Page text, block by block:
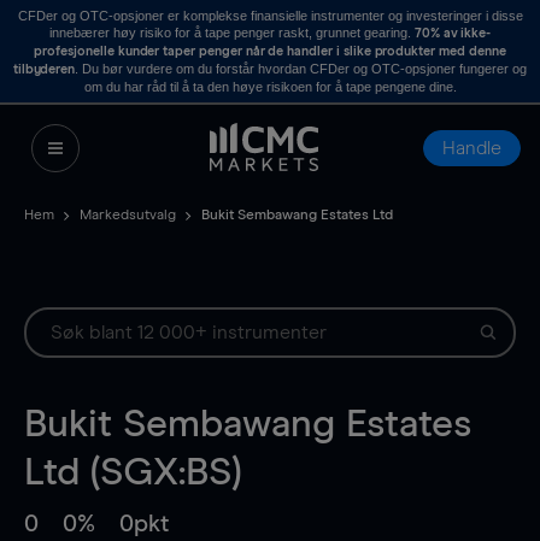
CFDer og OTC-opsjoner er komplekse finansielle instrumenter og investeringer i disse
innebærer høy risiko for å tape penger raskt, grunnet gearing. 70% av ikke-
profesjonelle kunder taper penger når de handler i slike produkter med denne
tilbyderen . Du bør vurdere om du forstår hvordan CFDer og OTC-opsjoner fungerer og
om du har råd til å ta den høye risikoen for å tape pengene dine.
Handle
Hem Markedsutvalg Bukit Sembawang Estates Ltd
Bukit Sembawang Estates
Ltd (SGX:BS)
0 0% 0pkt